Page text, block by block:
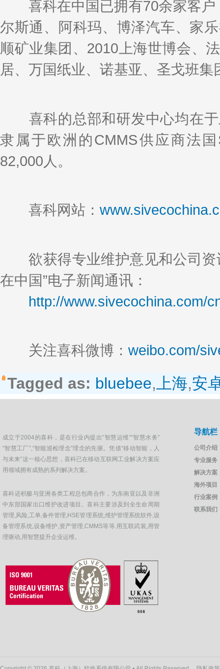
喜科在中国已拥有70余家客户
尔斯通、阿科玛、博泽汽车、家
顺矿业集团、2010上海世博会、
居、万国纸业、诺基亚、圣戈班
喜科的总部和研发中心均在于
隶属于欧洲的CMMS供应商法
82,000人。
喜科网站：
欲获得专业维护意见和公司资
在中国”电子新闻通讯：
http://www.sivecochina.com/
关注喜科微博： weibo.com/
Tagged as: bluebee, 上海,安
成立于2004的喜科，是在行业内提出“智慧运维”“智慧水务”
“智慧工厂”,“智能巡检理念”理念的先驱。凭借“移动智能，人
与未来”这一核心思想，喜科已在移动互联网工业解决方案应
用领域拥有成熟的系列解决方案。
喜科还积极与亚洲各类工程总包商合作，为东南亚以及非洲
中东部国家出口维护改进项目。喜科主要涉及到全生命周期
管理,风险,工单,备件管理,HSE管理系统,维护管理系统软件,设
备管理系统,设备维护,资产管理,CMMS等等.用互联武装,用管
理驱动,用智慧提升企业运维。
导航栏
公司介绍
专业服务
解决方案
海外项目
行业案例
联系我们